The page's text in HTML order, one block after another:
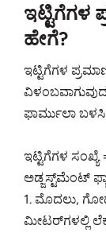
ಇಟ್ಟಿಗೆಗಳ
ಹೇಗೆ?
ಇಟ್ಟಿಗೆಗಳ
ಫಾರ್ಮುಲಾ
ಇಟ್ಟಿಗೆಗಳ
ಅಡ್ಜಸ್ಟ್‌ಮೆಂಟ್
1. ಮೊದಲು,
ಮೀಟರ್‌ಗಳಲ್ಲಿ